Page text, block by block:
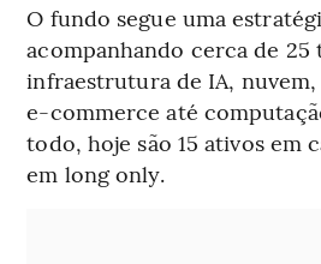
O fundo segue uma
acompanhando cerca de 25
infraestrutura de IA,
e-commerce até
todo, hoje são 15 ativos em
em long only.